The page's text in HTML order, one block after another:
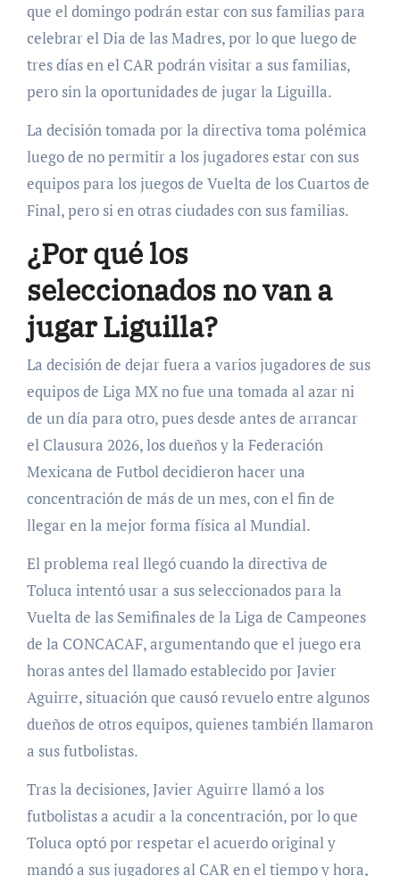
que el domingo podrán estar con sus familias para
celebrar el Dia de las Madres, por lo que luego de
tres días en el CAR podrán visitar a sus familias,
pero sin la oportunidades de jugar la Liguilla.
La decisión tomada por la directiva toma polémica
luego de no permitir a los jugadores estar con sus
equipos para los juegos de Vuelta de los Cuartos de
Final, pero si en otras ciudades con sus familias.
¿Por qué los
seleccionados no van a
jugar Liguilla?
La decisión de dejar fuera a varios jugadores de sus
equipos de Liga MX no fue una tomada al azar ni
de un día para otro, pues desde antes de arrancar
el Clausura 2026, los dueños y la Federación
Mexicana de Futbol decidieron hacer una
concentración de más de un mes, con el fin de
llegar en la mejor forma física al Mundial.
El problema real llegó cuando la directiva de
Toluca intentó usar a sus seleccionados para la
Vuelta de las Semifinales de la Liga de Campeones
de la CONCACAF, argumentando que el juego era
horas antes del llamado establecido por Javier
Aguirre, situación que causó revuelo entre algunos
dueños de otros equipos, quienes también llamaron
a sus futbolistas.
Tras la decisiones, Javier Aguirre llamó a los
futbolistas a acudir a la concentración, por lo que
Toluca optó por respetar el acuerdo original y
mandó a sus jugadores al CAR en el tiempo y hora,